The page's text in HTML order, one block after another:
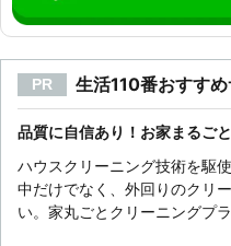
PR 生活110番おすす
品質に自信あり！お家まるご
ハウスクリーニング技術を駆
中だけでなく、外回りのクリ
い。家丸ごとクリーニングプ